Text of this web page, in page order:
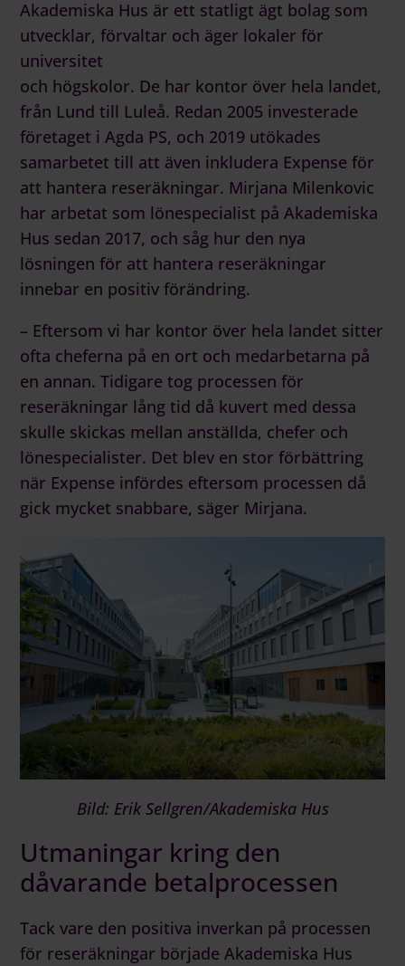
Akademiska Hus är ett statligt ägt bolag som
utvecklar, förvaltar och äger lokaler för
universitet
och högskolor. De har kontor över hela landet,
från Lund till Luleå. Redan 2005 investerade
företaget i Agda PS, och 2019 utökades
samarbetet till att även inkludera Expense för
att hantera reseräkningar. Mirjana Milenkovic
har arbetat som lönespecialist på Akademiska
Hus sedan 2017, och såg hur den nya
lösningen för att hantera reseräkningar
innebar en positiv förändring.
– Eftersom vi har kontor över hela landet sitter
ofta cheferna på en ort och medarbetarna på
en annan. Tidigare tog processen för
reseräkningar lång tid då kuvert med dessa
skulle skickas mellan anställda, chefer och
lönespecialister. Det blev en stor förbättring
när Expense infördes eftersom processen då
gick mycket snabbare, säger Mirjana.
Bild: Erik Sellgren/Akademiska Hus
Utmaningar kring den
dåvarande betalprocessen
Tack vare den positiva inverkan på processen
för reseräkningar började Akademiska Hus